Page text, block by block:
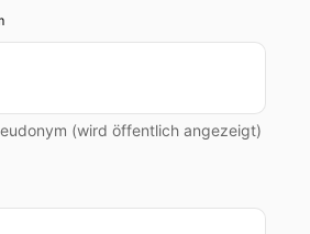
(wird öffentlich angezeigt)